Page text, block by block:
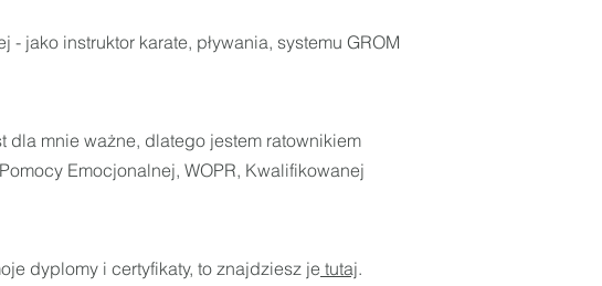
- jako instruktor karate, pływania, systemu GROM
dla mnie ważne, dlatego jestem ratownikiem
Emocjonalnej, WOPR, Kwalifikowanej
dyplomy i certyfikaty, to znajdziesz je tutaj.